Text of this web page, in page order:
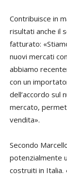
Contribuisce in
risultati anche il
fatturato:
nuovi mercati
abbiamo
con un
dell’accordo sul
mercato,
vendita».
Secondo
potenzialmente
costruiti in Italia.